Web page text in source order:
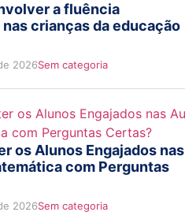
a fluência
crianças da educação
2026Sem categoria
os Alunos Engajados nas
com Perguntas
2026Sem categoria